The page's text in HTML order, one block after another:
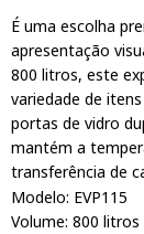
É uma escolha
apresentação
800 litros, este
variedade de
portas de vidro
mantém a
transferência de
Modelo: EVP115
Volume: 800 litros